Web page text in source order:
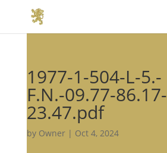
1977-1-504-L-5.-
F.N.-09.77-86.17-
23.47.pdf
by Owner| Oct 4, 2024